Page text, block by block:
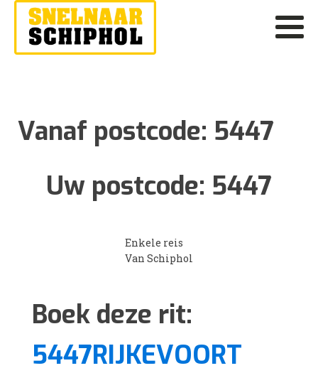
Vanaf postcode: 5447
Uw postcode: 5447
Enkele reis
Van Schiphol
Boek deze rit:
5447RIJKEVOORT